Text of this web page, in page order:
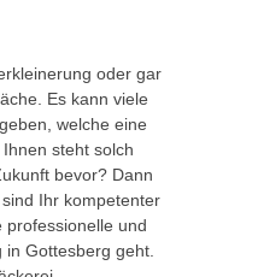
oder gar
Es kann viele
welche eine
steht solch
bevor? Dann
Ihr kompetenter
professionelle und
Gottesberg geht.